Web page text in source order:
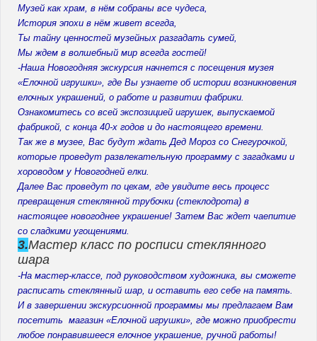
Музей как храм, в нём собраны все чудеса,
История эпохи в нём живет всегда,
Ты тайну ценностей музейных разгадать сумей,
Мы ждем в волшебный мир всегда гостей!
-Наша Новогодняя экскурсия начнется с посещения музея
«Елочной игрушки», где Вы узнаете об истории возникновения
елочных украшений, о работе и развитии фабрики.
Ознакомитесь со всей экспозицией игрушек, выпускаемой
фабрикой, с конца 40-х годов и до настоящего времени.
Так же в музее, Вас будут ждать Дед Мороз со Снегурочкой,
которые проведут развлекательную программу с загадками и
хороводом у Новогодней елки.
Далее Вас проведут по цехам, где увидите весь процесс
превращения стеклянной трубочки (стеклодрота) в
настоящее новогоднее украшение! Затем Вас ждет чаепитие
со сладкими угощениями.
3.Мастер класс по росписи стеклянного
шара
-На мастер-классе, под руководством художника, вы сможете
расписать стеклянный шар, и оставить его себе на память.
И в завершении экскурсионной программы мы предлагаем Вам
посетить магазин «Елочной игрушки», где можно приобрести
любое понравившееся елочное украшение, ручной работы!